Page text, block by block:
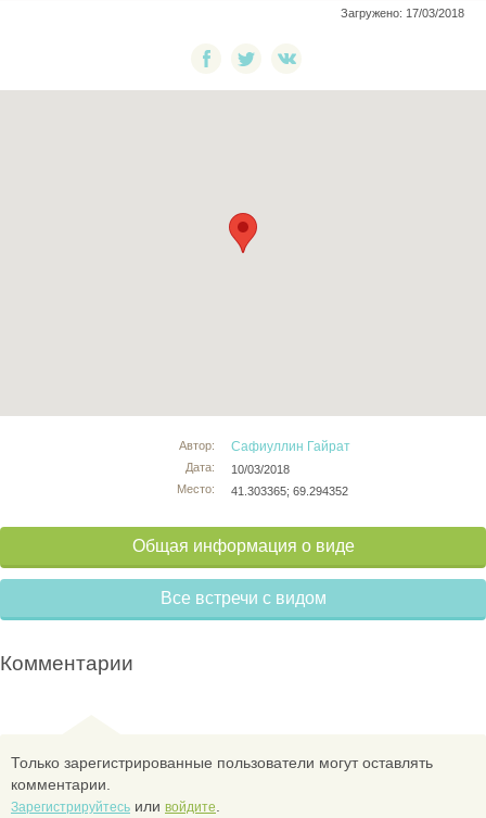
Загружено: 17/03/2018
Автор:
Дата:
Место:
Сафиуллин Гайрат
10/03/2018
41.303365; 69.294352
Общая информация о виде
Все встречи с видом
Комментарии
Только зарегистрированные пользователи могут оставлять
комментарии.
Зарегистрируйтесь или войдите